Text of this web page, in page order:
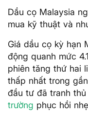
Dầu cọ Malaysia
mua kỹ thuật và
Giá dầu cọ kỳ hạn
động quanh mức
phiên tăng thứ hai
thấp nhất trong
đầu tư đã tranh
trường phục hồi